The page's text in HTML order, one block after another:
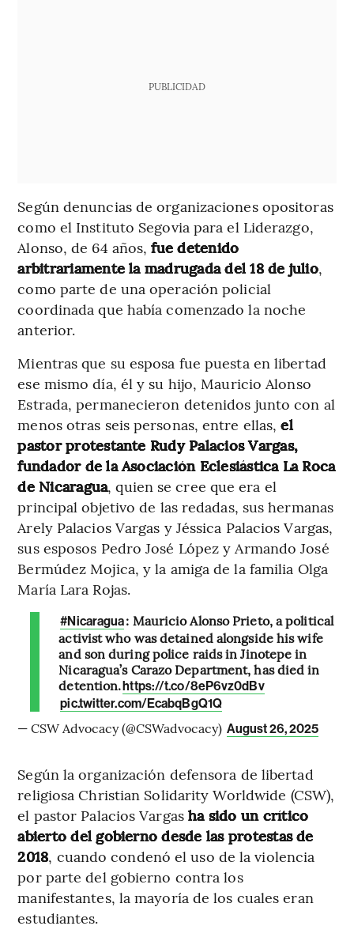
PUBLICIDAD
Según denuncias de organizaciones opositoras
como el Instituto Segovia para el Liderazgo,
Alonso, de 64 años,fue detenido
arbitrariamente la madrugada del 18 de julio,
como parte de una operación policial
coordinada que había comenzado la noche
anterior.
Mientras que su esposa fue puesta en libertad
ese mismo día, él y su hijo, Mauricio Alonso
Estrada, permanecieron detenidos junto con al
menos otras seis personas, entre ellas,el
pastor protestante Rudy Palacios Vargas,
fundador de la Asociación Eclesiástica La Roca
de Nicaragua, quien se cree que era el
principal objetivo de las redadas, sus hermanas
Arely Palacios Vargas y Jéssica Palacios Vargas,
sus esposos Pedro José López y Armando José
Bermúdez Mojica, y la amiga de la familia Olga
María Lara Rojas.
#Nicaragua: Mauricio Alonso Prieto, a political
activist who was detained alongside his wife
and son during police raids in Jinotepe in
Nicaragua’s Carazo Department, has died in
detention. https://t.co/8eP6vz0dBv
pic.twitter.com/EcabqBgQ1Q
— CSW Advocacy (@CSWadvocacy) August 26, 2025
Según la organización defensora de libertad
religiosa Christian Solidarity Worldwide (CSW),
el pastor Palacios Vargas ha sido un crítico
abierto del gobierno desde las protestas de
2018, cuando condenó el uso de la violencia
por parte del gobierno contra los
manifestantes, la mayoría de los cuales eran
estudiantes.